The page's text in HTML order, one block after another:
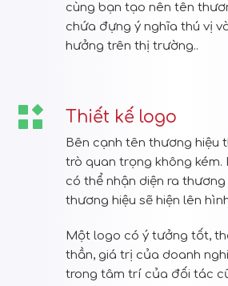
cùng bạn tạo nên tên
chứa đựng ý nghĩa thú vị
hưởng trên thị trường..
Thiết kế logo
Bên cạnh tên thương hiệu
trò quan trọng không kém.
có thể nhận diện ra
thương hiệu sẽ hiện lên
Một logo có ý tưởng tốt,
thần, giá trị của doanh
trong tâm trí của đối tác